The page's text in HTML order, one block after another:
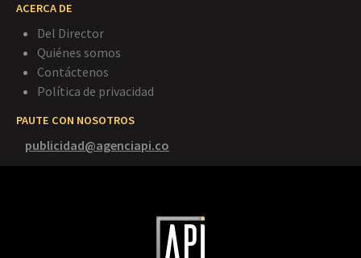
ACERCA DE
Del Director
Quiénes somos
Contáctenos
Política de privacidad
PAUTE CON NOSOTROS
publicidad@agenciapi.co